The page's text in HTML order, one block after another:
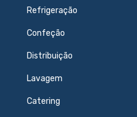
Refrigeração
Confeção
Distribuição
Lavagem
Catering